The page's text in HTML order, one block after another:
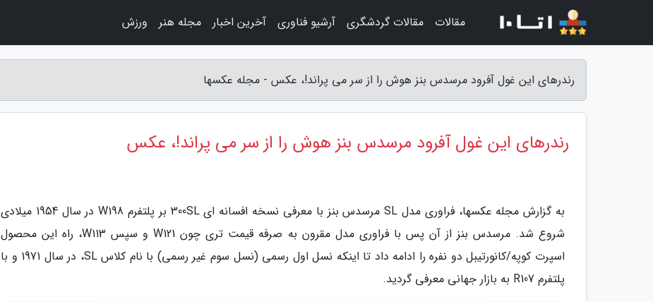
رندرهای این غول آفرود مرسدس بنز هوش را از سر می پراند!، عکس - مجله عکسها
رندرهای این غول آفرود مرسدس بنز هوش را از سر می پراند!، عکس
به گزارش مجله عکسها، فراوری مدل SL مرسدس بنز با معرفی نسخه افسانه ای 300SL بر پلتفرم W198 در سال 1954 میلادی
شروع شد. مرسدس بنز از آن پس با فراوری مدل مقرون به صرفه قیمت تری چون W121 و سپس W113، راه این محصول
اسپرت کوپه/کانورتیبل دو نفره را ادامه داد تا اینکه نسل اول رسمی (نسل سوم غیر رسمی) با نام کلاس SL، در سال 1971 و با
پلتفرم R107 به بازار جهانی معرفی گردید.
مقالات مقالات گردشگری آرشیو فناوری آخرین اخبار مجله هنر ورزش